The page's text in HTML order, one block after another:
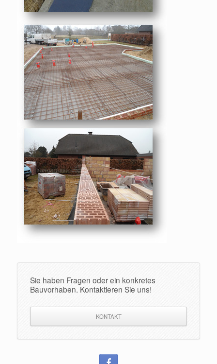
Sie haben Fragen oder ein konkretes
Bauvorhaben. Kontaktieren Sie uns!
KONTAKT